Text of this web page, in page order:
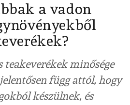
a vadon
teakeverékek minősége
függ attól, hogy
készülnek, és